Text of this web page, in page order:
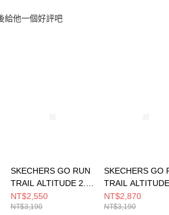
給他一個好評吧
SKECHERS GO RUN
TRAIL ALTITUDE 2.0
女 跑步鞋
129533WNTBL
NT$2,550
NT$3,190
SKECHERS GO
TRAIL
女 跑步鞋
129525WNAT
NT$2,870
NT$3,190